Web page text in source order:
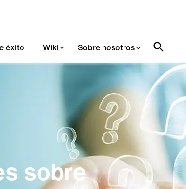
éxito Wiki Sobre nosotros
sobre